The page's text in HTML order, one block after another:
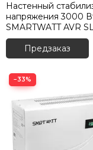
Настенный
напряжения 3000
SMARTWATT AVR
3000RW
Предзаказ
−33%